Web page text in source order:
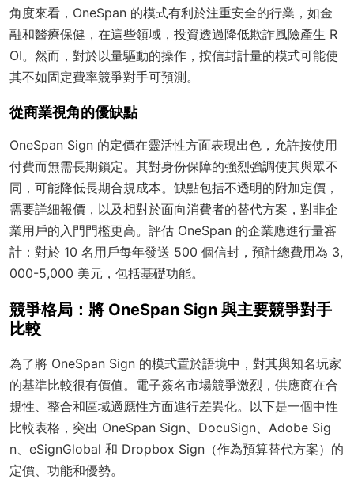
角度來看，OneSpan 的模式有利於注重安全的行業，如金
融和醫療保健，在這些領域，投資透過降低欺詐風險產生 R
OI。然而，對於以量驅動的操作，按信封計量的模式可能使
其不如固定費率競爭對手可預測。
從商業視角的優缺點
OneSpan Sign 的定價在靈活性方面表現出色，允許按使用
付費而無需長期鎖定。其對身份保障的強烈強調使其與眾不
同，可能降低長期合規成本。缺點包括不透明的附加定價，
需要詳細報價，以及相對於面向消費者的替代方案，對非企
業用戶的入門門檻更高。評估 OneSpan 的企業應進行量審
計：對於 10 名用戶每年發送 500 個信封，預計總費用為 3,
000-5,000 美元，包括基礎功能。
競爭格局：將 OneSpan Sign 與主要競爭對手
比較
為了將 OneSpan Sign 的模式置於語境中，對其與知名玩家
的基準比較很有價值。電子簽名市場競爭激烈，供應商在合
規性、整合和區域適應性方面進行差異化。以下是一個中性
比較表格，突出 OneSpan Sign、DocuSign、Adobe Sig
n、eSignGlobal 和 Dropbox Sign（作為預算替代方案）的
定價、功能和優勢。